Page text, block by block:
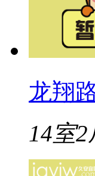
龙翔
14室2